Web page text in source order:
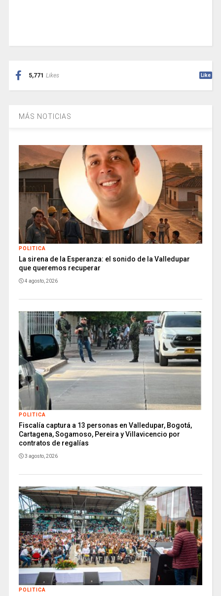
5,771 Likes Like
MÁS NOTICIAS
POLITICA
La sirena de la Esperanza: el sonido de la Valledupar
que queremos recuperar
4 agosto, 2026
POLITICA
Fiscalía captura a 13 personas en Valledupar, Bogotá,
Cartagena, Sogamoso, Pereira y Villavicencio por
contratos de regalías
3 agosto, 2026
POLITICA